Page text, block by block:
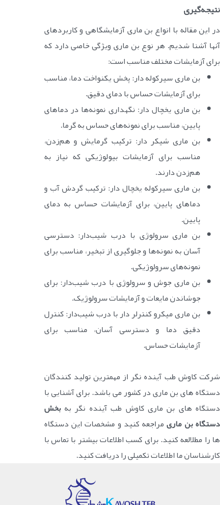
نتیجه‌گیری
در این مقاله با انواع بن ماری‌ آزمایشگاهی و کاربردهای
آنها آشنا شدیم. هر نوع بن ماری ویژگی خاصی دارد که
برای آزمایشات مختلف مناسب است:
بن ماری سیرکوله دار: پخش یکنواخت دما، مناسب
برای آزمایشات حساس با دمای دقیق.
بن ماری یخچال دار: نگهداری نمونه‌ها در دماهای
پایین، مناسب برای نمونه‌های حساس به گرما.
بن ماری شیکر دار: ترکیب گرمایش و هم‌زدن،
مناسب برای آزمایشات بیولوژیکی که نیاز به
هم‌زدن دارند.
بن ماری سیرکوله یخچال دار: ترکیب گردش آب و
دماهای پایین، برای آزمایشات حساس به دمای
پایین.
بن ماری سرولوژی با درب شیب‌دار: دسترسی
آسان به نمونه‌ها و جلوگیری از تبخیر، مناسب برای
نمونه‌های سرولوژیکی.
بن ماری جوش و سرولوژی با درب شیب‌دار: برای
جوشاندن مایعات و آزمایشات سرولوژیک.
بن ماری میکرو کنترلر دار با درب شیب‌دار: کنترل
دقیق دما و دسترسی آسان، مناسب برای
آزمایشات حساس.
شرکت کاوش طب آینده نگر از مهمترین تولید کنندگان
دستگاه های بن ماری در کشور می باشد. برای آشنایی با
دستگاه های بن ماری کاوش طب آینده نگر به بخش
دستگاه بن ماریمراجعه کنید و مشخصات این دستگاه
ها را مطلالعه کنید. برای کسب اطلاعات بیشتر با تماس با
کارشناسان ما اطلاعات تکمیلی را دریافت کنید.